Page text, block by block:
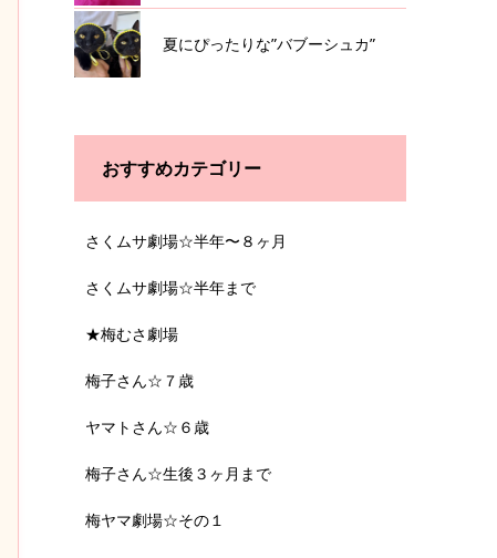
夏にぴったりな”バブーシュカ”
おすすめカテゴリー
さくムサ劇場☆半年〜８ヶ月
さくムサ劇場☆半年まで
★梅むさ劇場
梅子さん☆７歳
ヤマトさん☆６歳
梅子さん☆生後３ヶ月まで
梅ヤマ劇場☆その１